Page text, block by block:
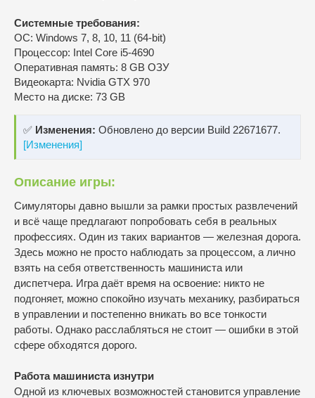
Системные требования:
ОС: Windows 7, 8, 10, 11 (64-bit)
Процессор: Intel Core i5-4690
Оперативная память: 8 GB ОЗУ
Видеокарта: Nvidia GTX 970
Место на диске: 73 GB
✅ Изменения: Обновлено до версии Build 22671677.
[Изменения]
Описание игры:
Симуляторы давно вышли за рамки простых развлечений
и всё чаще предлагают попробовать себя в реальных
профессиях. Один из таких вариантов — железная дорога.
Здесь можно не просто наблюдать за процессом, а лично
взять на себя ответственность машиниста или
диспетчера. Игра даёт время на освоение: никто не
подгоняет, можно спокойно изучать механику, разбираться
в управлении и постепенно вникать во все тонкости
работы. Однако расслабляться не стоит — ошибки в этой
сфере обходятся дорого.
Работа машиниста изнутри
Одной из ключевых возможностей становится управление